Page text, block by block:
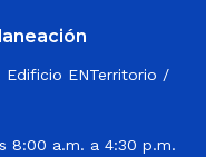
Magdalena se
el Plan
2026
Edificio ENTerritorio /
8:00 a.m. a 4:30 p.m.